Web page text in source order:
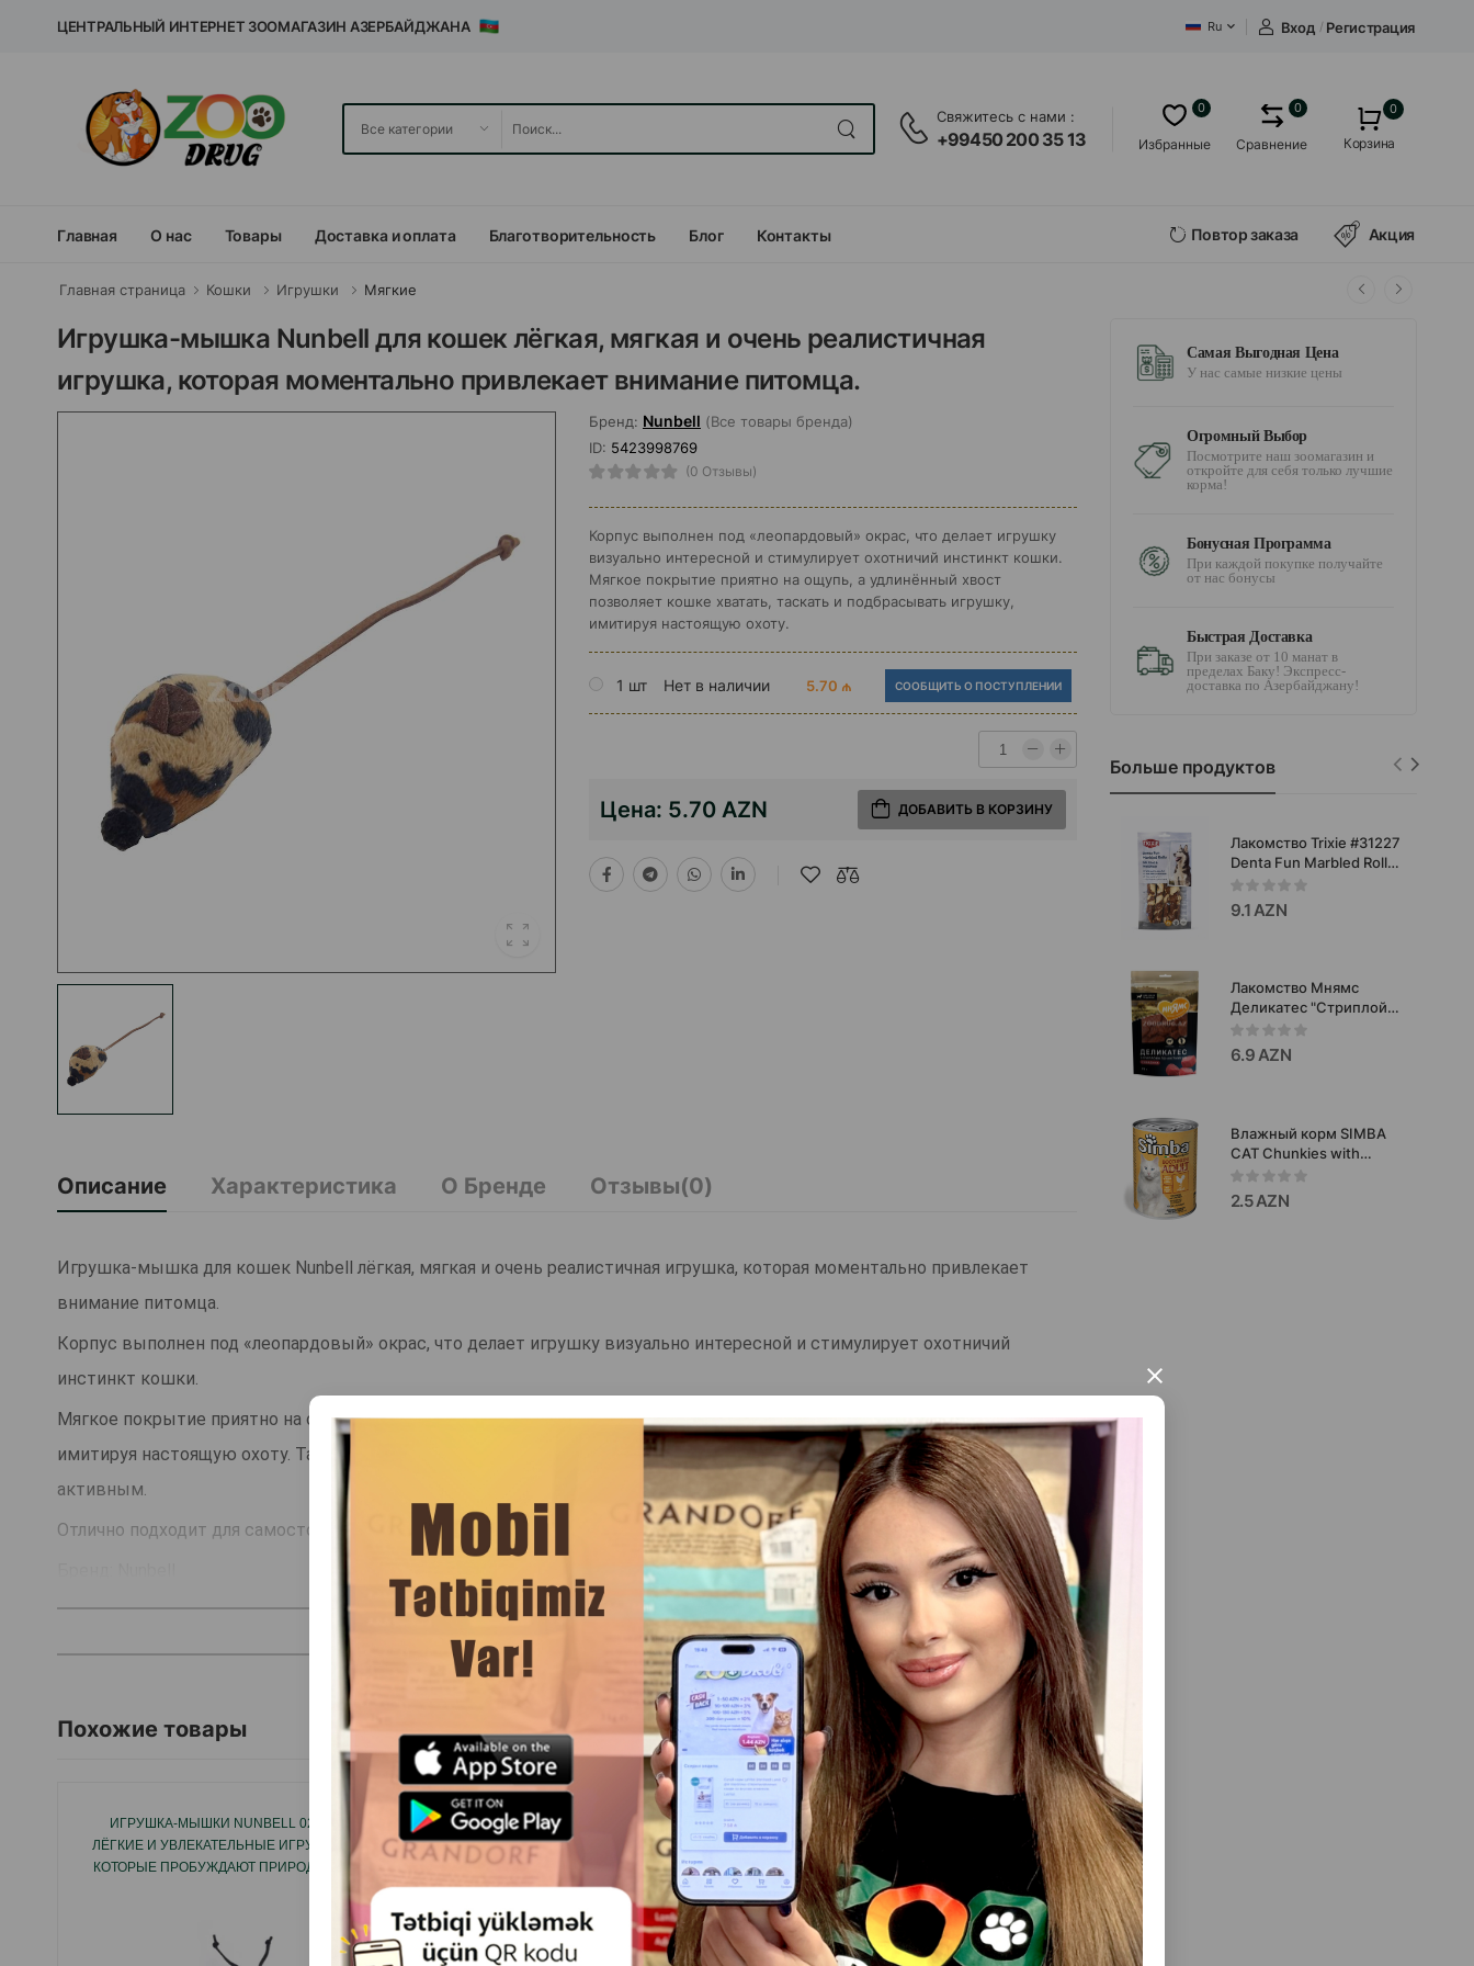
×
ЦЕНТРАЛЬНЫЙ ИНТЕРНЕТ ЗООМАГАЗИН АЗЕРБАЙДЖАНА Ru Вход / Регистрация
Свяжитесь с нами :
+99450 200 35 13 Избранные
0
Сравнение
0 0
Корзина
Главная О нас Товары Доставка и оплата Благотворительность Блог Контакты Повтор заказа Акция
Главная страница Кошки Игрушки Мягкие
Игрушка-мышка Nunbell для кошек лёгкая, мягкая и очень реалистичная
игрушка, которая моментально привлекает внимание питомца.
Бренд: Nunbell (Все товары бренда)
ID: 5423998769
(0 Отзывы)
Корпус выполнен под «леопардовый» окрас, что делает игрушку
визуально интересной и стимулирует охотничий инстинкт кошки.
Мягкое покрытие приятно на ощупь, а удлинённый хвост
позволяет кошке хватать, таскать и подбрасывать игрушку,
имитируя настоящую охоту.
1 шт Нет в наличии 5.70 ₼ СООБЩИТЬ О ПОСТУПЛЕНИИ
Цена: 5.70 AZN ДОБАВИТЬ В КОРЗИНУ
Описание Характеристика О Бренде Отзывы(0)
Игрушка-мышка для кошек Nunbell лёгкая, мягкая и очень реалистичная игрушка, которая моментально привлекает
внимание питомца.
Корпус выполнен под «леопардовый» окрас, что делает игрушку визуально интересной и стимулирует охотничий
инстинкт кошки.
Мягкое покрытие приятно на ощупь, а удлинённый хвост позволяет кошке хватать, таскать и подбрасывать игрушку,
имитируя настоящую охоту. Такая мышка отлично подходит для ежедневных игр и помогает питомцу оставаться
активным.
Отлично подходит для самостоятельной игры, тренировки ловкости и снятия накопившейся энергии.
Похожие товары Смотреть Все
ИГРУШКА-МЫШКИ NUNBELL 0279
ЛЁГКИЕ И УВЛЕКАТЕЛЬНЫЕ ИГРУШКИ,
КОТОРЫЕ ПРОБУЖДАЮТ ПРИРОДНЫЙ
ИГРУШКА NUNBELL #0287 ДЛЯ КОШЕК
CAT TOYS МЯГКИЕ МЫШКИ ДЛЯ
АКТИВНОЙ ИГРЫ
ИГРУШКА ДЛЯ КОШЕК NUNBELL 0283-
НАБОР МЯГКИХ МЫШЕК 7.5Х5.5СМ
ИГРУШКИ-МЯЧИКИ NUNBELL #0295 С
ПЕРЬЯМИ ЭТО ЛЁГКИЕ, ЯРКИЕ И ОЧЕНЬ
МГНОВЕННО ПРОБУЖДАЮТ ОХОТНИЧИЙ
Самая Выгодная Цена
У нас самые низкие цены
Огромный Выбор
Посмотрите наш зоомагазин и
откройте для себя только лучшие
корма!
Бонусная Программа
При каждой покупке получайте
от нас бонусы
Быстрая Доставка
При заказе от 10 манат в
пределах Баку! Экспресс-
доставка по Азербайджану!
Больше продуктов
Лакомство Trixie #31227
Denta Fun Marbled Rolls
с говядиной и белой
рыбой для собак.
9.1 AZN
Лакомство Мнямс
Деликатес "Стриплойн
по-английски" для собак
и щенков 75 г
6.9 AZN
Влажный корм SIMBA
CAT Chunkies with
Chicken для взрослых
кошек с курицей 415
г.#09072
2.5 AZN